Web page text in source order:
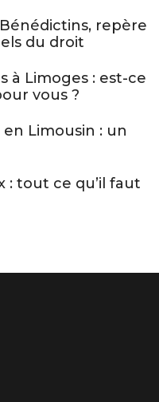
repère
du droit
à Limoges : est-ce
vous ?
en Limousin : un
: tout ce qu’il faut